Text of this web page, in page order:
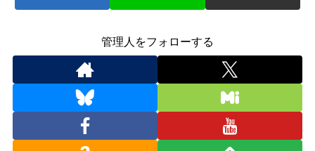
管理人をフォローする